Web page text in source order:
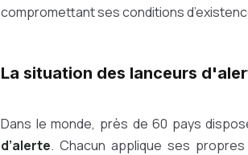
compromettant ses conditions
La situation des lanceurs
Dans le monde, près de 60 pays
d’alerte. Chacun applique ses